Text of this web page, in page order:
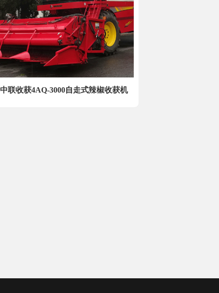
中联收获4AQ-3000自走式辣椒收获机